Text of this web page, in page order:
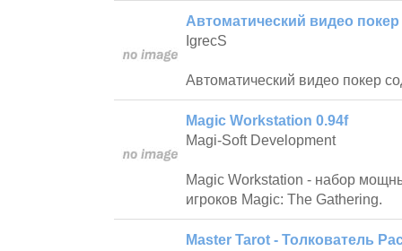
Автоматический видео покер
IgrecS
Автоматический видео покер
Magic Workstation 0.94f
Magi-Soft Development
Magic Workstation - набор
игроков Magic: The Gathering.
Master Tarot - Толкователь